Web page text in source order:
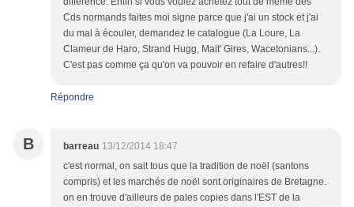
Cds normands faites moi signe parce que j'ai un stock et j'ai
du mal à écouler, demandez le catalogue (La Loure, La
Clameur de Haro, Strand Hugg, Mait' Gires, Wacetonians...).
C'est pas comme ça qu'on va pouvoir en refaire d'autres!!
Répondre
B barreau 13/12/2014 18:47
c'est normal, on sait tous que la tradition de noël (santons
compris) et les marchés de noël sont originaires de Bretagne.
on en trouve d'ailleurs de pales copies dans l'EST de la